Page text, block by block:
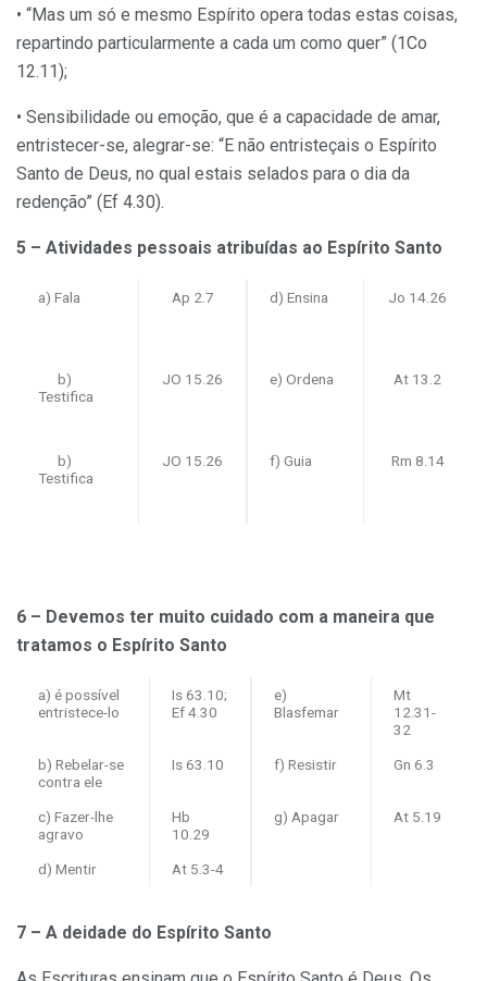
• “Mas um só e mesmo Espírito opera todas estas coisas,
repartindo particularmente a cada um como quer” (1Co
12.11);
• Sensibilidade ou emoção, que é a capacidade de amar,
entristecer-se, alegrar-se: “E não entristeçais o Espírito
Santo de Deus, no qual estais selados para o dia da
redenção” (Ef 4.30).
5 – Atividades pessoais atribuídas ao Espírito Santo
a) Fala Ap 2.7 d) Ensina Jo 14.26
b)
Testifica
JO 15.26 e) Ordena At 13.2
b)
Testifica
JO 15.26 f) Guia Rm 8.14
6 – Devemos ter muito cuidado com a maneira que
tratamos o Espírito Santo
a) é possível
entristece-lo
Is 63.10;
Ef 4.30
e)
Blasfemar
Mt
12.31-
32
b) Rebelar-se
contra ele
Is 63.10 f) Resistir Gn 6.3
c) Fazer-lhe
agravo
Hb
10.29
g) Apagar At 5.19
d) Mentir At 5.3-4
7 – A deidade do Espírito Santo